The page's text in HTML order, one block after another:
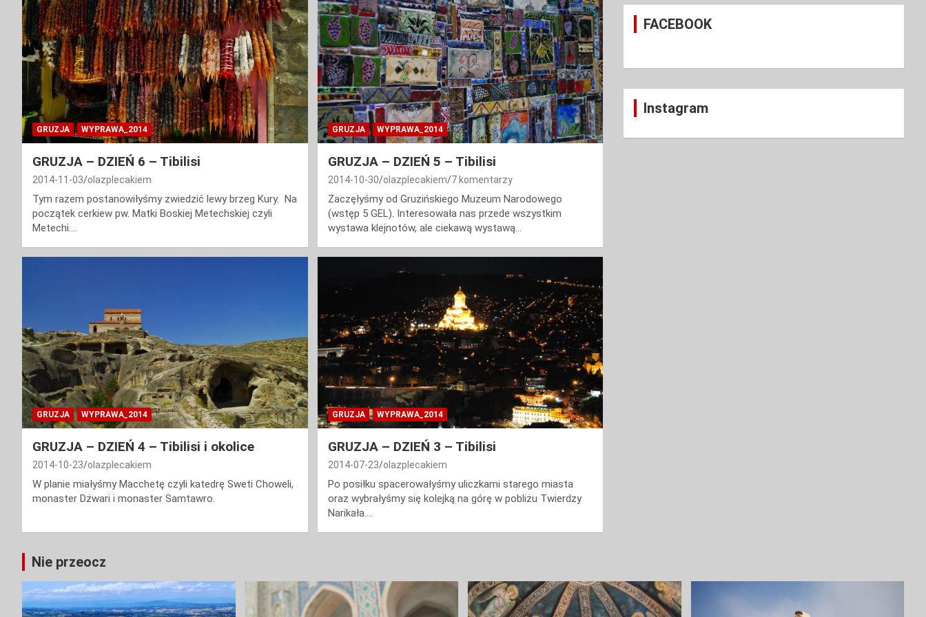
GRUZJA WYPRAWA_2014
GRUZJA – DZIEŃ 6 – Tibilisi
2014-11-03 olazplecakiem
Tym razem postanowiłyśmy zwiedzić lewy brzeg Kury. Na
początek cerkiew pw. Matki Boskiej Metechskiej czyli
Metechi.…
GRUZJA WYPRAWA_2014
GRUZJA – DZIEŃ 5 – Tibilisi
2014-10-30 olazplecakiem 7 komentarzy
Zaczęłyśmy od Gruzińskiego Muzeum Narodowego
(wstęp 5 GEL). Interesowała nas przede wszystkim
wystawa klejnotów, ale ciekawą wystawą…
GRUZJA WYPRAWA_2014
GRUZJA – DZIEŃ 4 – Tibilisi i okolice
2014-10-23 olazplecakiem
W planie miałyśmy Macchetę czyli katedrę Sweti Choweli,
monaster Dżwari i monaster Samtawro.
GRUZJA WYPRAWA_2014
GRUZJA – DZIEŃ 3 – Tibilisi
2014-07-23 olazplecakiem
Po posiłku spacerowałyśmy uliczkami starego miasta
oraz wybrałyśmy się kolejką na górę w pobliżu Twierdzy
Narikała.…
c
FACEBOOK
Instagram
Nie przeocz